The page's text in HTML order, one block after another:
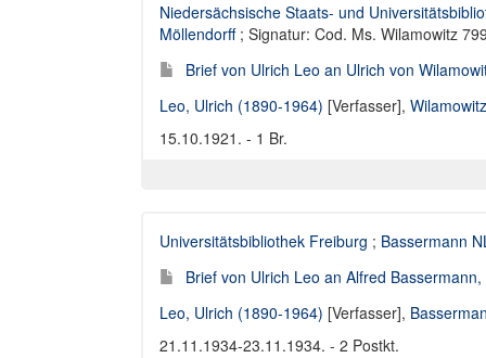
Niedersächsische Staats- und
Möllendorff; Signatur: Cod. Ms. Wilamowitz
Brief von Ulrich Leo an Ulrich von
Leo, Ulrich (1890-1964) [Verfasser],
15.10.1921. - 1 Br.
Universitätsbibliothek Freiburg ; Bassermann
Brief von Ulrich Leo an Alfred
Leo, Ulrich (1890-1964) [Verfasser],
21.11.1934-23.11.1934. - 2 Postkt.